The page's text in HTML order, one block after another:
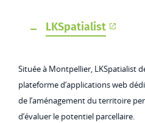
LKSpatialist
Située à Montpellier, LKSpatialist
plateforme d’applications web
de l’aménagement du territoire
d’évaluer le potentiel parcellaire.